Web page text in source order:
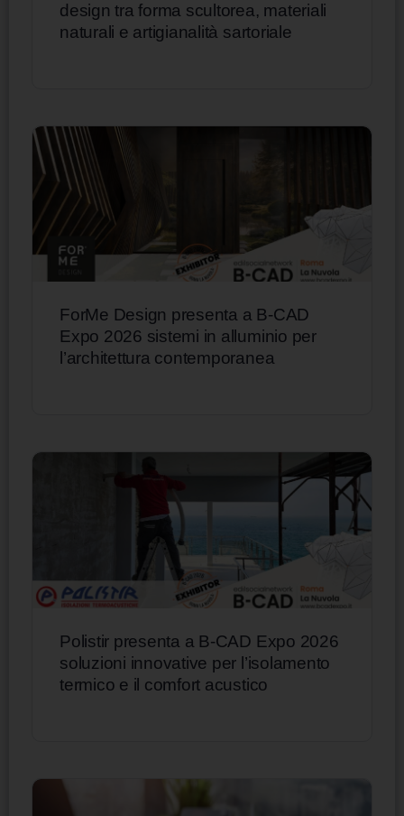
design tra forma scultorea, materiali
naturali e artigianalità sartoriale
ForMe Design presenta a B-CAD
Expo 2026 sistemi in alluminio per
l’architettura contemporanea
Polistir presenta a B-CAD Expo 2026
soluzioni innovative per l’isolamento
termico e il comfort acustico